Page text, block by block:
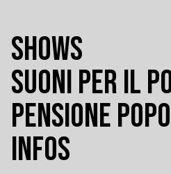
SHOWS
SUONI PER IL
PENSIONE
INFOS